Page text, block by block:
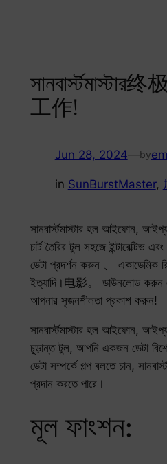
工作!
Jun 28, 2024—by
in SunBurstMaster,
সানবার্স্টমাস্টার হল আইফোন,
চার্ট তৈরির টুল সহজে ইন্টারেক্টিভ
ডেটা প্রদর্শন করুন 、 একাডেমিক
ইত্যাদি।电影。 ডাউনলোড করুন
আপনার সৃজনশীলতা প্রকাশ করুন!
সানবার্স্টমাস্টার হল আইফোন,
চূড়ান্ত টুল, আপনি একজন ডেটা
ডেটা সম্পর্কে গল্প বলতে চান,
প্রদান করতে পারে।
মূল ফাংশন: